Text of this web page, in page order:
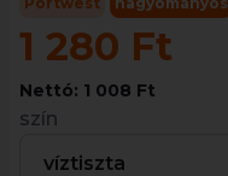
1 280 Ft
Nettó: 1 008 Ft
szín
víztiszta